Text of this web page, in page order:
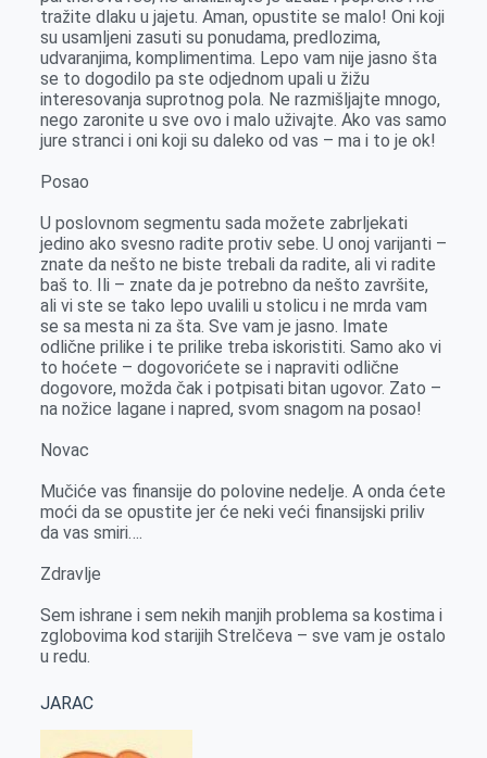
tražite dlaku u jajetu. Aman, opustite se malo! Oni koji
su usamljeni zasuti su ponudama, predlozima,
udvaranjima, komplimentima. Lepo vam nije jasno šta
se to dogodilo pa ste odjednom upali u žižu
interesovanja suprotnog pola. Ne razmišljajte mnogo,
nego zaronite u sve ovo i malo uživajte. Ako vas samo
jure stranci i oni koji su daleko od vas – ma i to je ok!
Posao
U poslovnom segmentu sada možete zabrljekati
jedino ako svesno radite protiv sebe. U onoj varijanti –
znate da nešto ne biste trebali da radite, ali vi radite
baš to. Ili – znate da je potrebno da nešto završite,
ali vi ste se tako lepo uvalili u stolicu i ne mrda vam
se sa mesta ni za šta. Sve vam je jasno. Imate
odlične prilike i te prilike treba iskoristiti. Samo ako vi
to hoćete – dogovorićete se i napraviti odlične
dogovore, možda čak i potpisati bitan ugovor. Zato –
na nožice lagane i napred, svom snagom na posao!
Novac
Mučiće vas finansije do polovine nedelje. A onda ćete
moći da se opustite jer će neki veći finansijski priliv
da vas smiri….
Zdravlje
Sem ishrane i sem nekih manjih problema sa kostima i
zglobovima kod starijih Strelčeva – sve vam je ostalo
u redu.
JARAC